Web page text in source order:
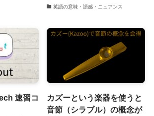
英語の意味・語感・ニュアンス
速習コ
カズーという楽器を使うと
音節（シラブル）の概念が